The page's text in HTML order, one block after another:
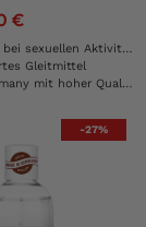
€
sexuellen Aktivitäten
Gleitmittel
mit hoher Qualität
-27%